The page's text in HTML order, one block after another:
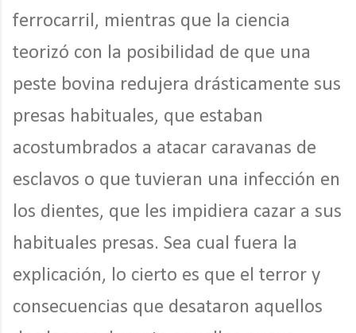
ferrocarril, mientras que la ciencia
teorizó con la posibilidad de que una
peste bovina redujera drásticamente sus
presas habituales, que estaban
acostumbrados a atacar caravanas de
esclavos o que tuvieran una infección en
los dientes, que les impidiera cazar a sus
habituales presas. Sea cual fuera la
explicación, lo cierto es que el terror y
consecuencias que desataron aquellos